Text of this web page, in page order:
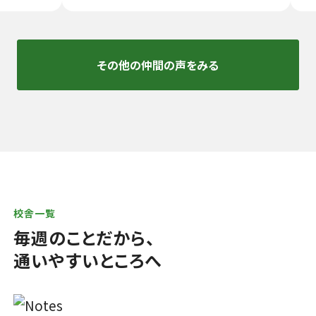
その他の仲間の声をみる
校舎一覧
毎週のことだから、
通いやすいところへ